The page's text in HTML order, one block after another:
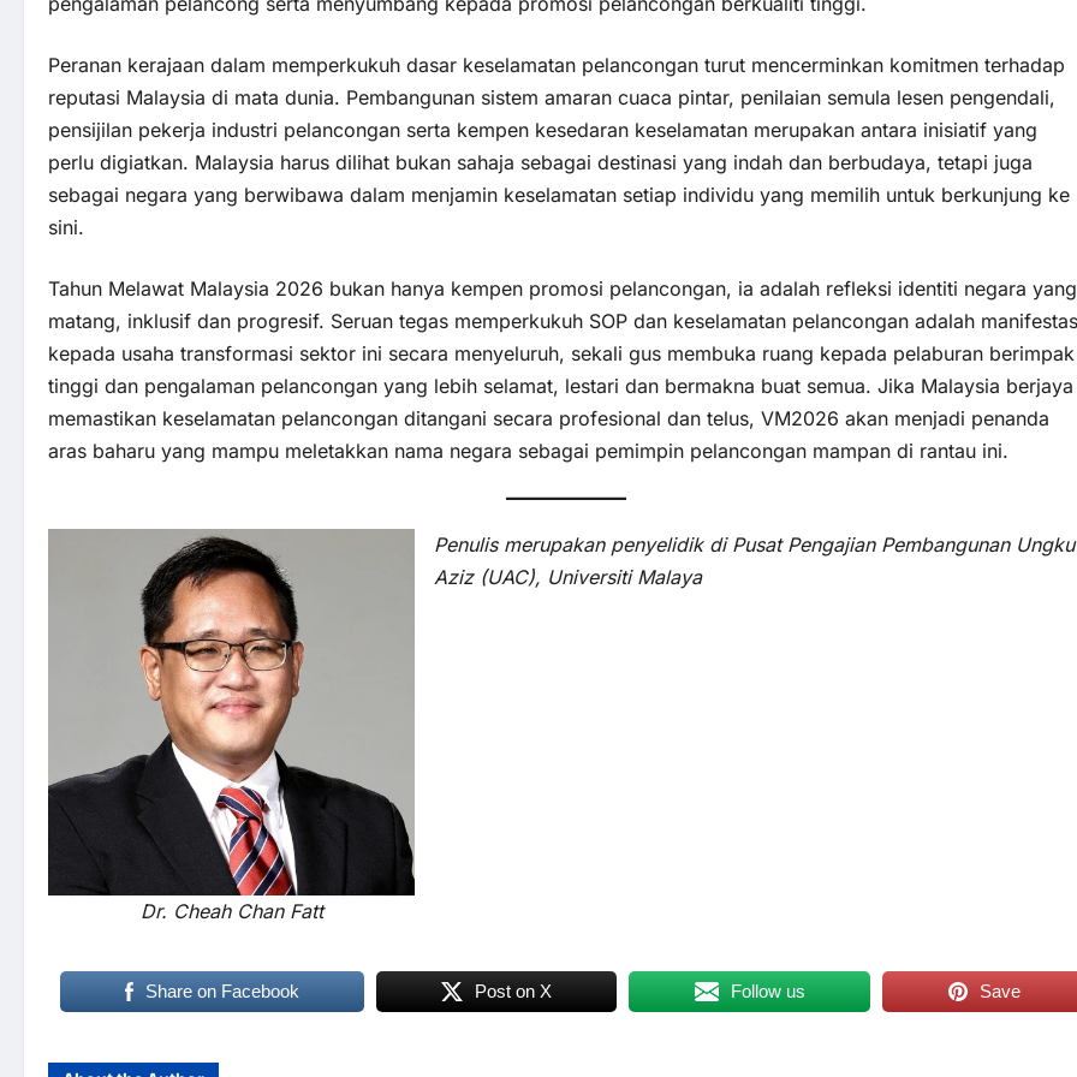
Peranan kerajaan dalam memperkukuh dasar keselamatan pelancongan turut mencerminkan komitmen terhadap
reputasi Malaysia di mata dunia. Pembangunan sistem amaran cuaca pintar, penilaian semula lesen pengendali,
pensijilan pekerja industri pelancongan serta kempen kesedaran keselamatan merupakan antara inisiatif yang
perlu digiatkan. Malaysia harus dilihat bukan sahaja sebagai destinasi yang indah dan berbudaya, tetapi juga
sebagai negara yang berwibawa dalam menjamin keselamatan setiap individu yang memilih untuk berkunjung ke
sini.
Tahun Melawat Malaysia 2026 bukan hanya kempen promosi pelancongan, ia adalah refleksi identiti negara yang
matang, inklusif dan progresif. Seruan tegas memperkukuh SOP dan keselamatan pelancongan adalah
kepada usaha transformasi sektor ini secara menyeluruh, sekali gus membuka ruang kepada pelaburan berimpak
tinggi dan pengalaman pelancongan yang lebih selamat, lestari dan bermakna buat semua. Jika Malaysia berjaya
memastikan keselamatan pelancongan ditangani secara profesional dan telus, VM2026 akan menjadi penanda
aras baharu yang mampu meletakkan nama negara sebagai pemimpin pelancongan mampan di rantau ini.
Dr. Cheah Chan Fatt
Penulis merupakan penyelidik di Pusat Pengajian Pembangunan Ungku
Aziz (UAC), Universiti Malaya
Share on Facebook Post on X Follow us Save